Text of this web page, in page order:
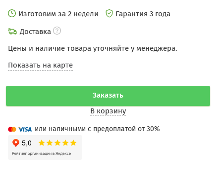
Изготовим за 2 недели
Гарантия 3 года
Доставка
Цены и наличие товара уточняйте у менеджера.
Показать на карте
Заказать
В корзину
или наличными с предоплатой от 30%